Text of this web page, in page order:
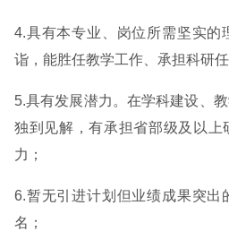
4.具有本专业、岗位所需坚实的
诣，能胜任教学工作、承担科研任
5.具有发展潜力。在学科建设、
独到见解，有承担省部级及以上
力；
6.暂无引进计划但业绩成果突出
名；